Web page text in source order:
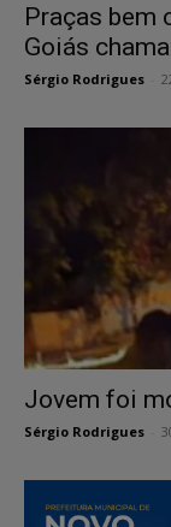
Praças bem
Goiás
Sérgio Rodrigues
Jovem foi
Sérgio Rodrigues